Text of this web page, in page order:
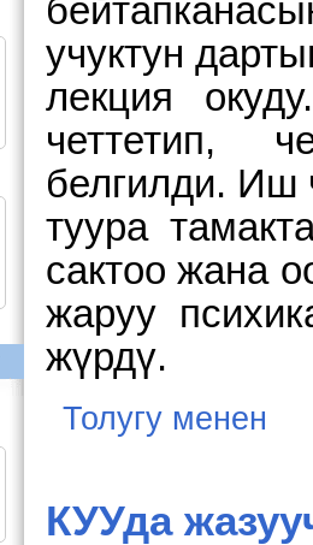
учуктун
лекция
четтетип,
белгилди. Иш
туура
сактоо жана
жаруу
жүрдү.
Толугу менен
КУУда